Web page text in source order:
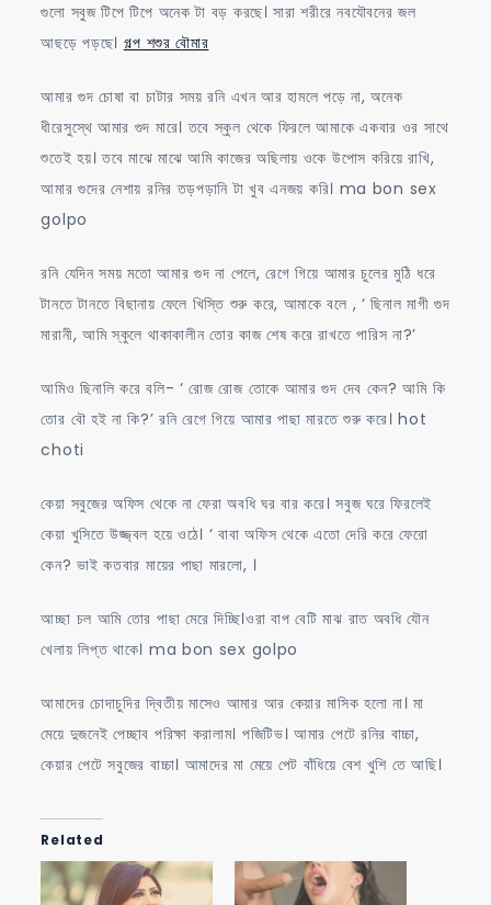
গুলো সবুজ টিপে টিপে অনেক টা বড় করছে। সারা শরীরে নবযৌবনের জল
আছড়ে পড়ছে। গল্প শশুর বৌমার
আমার গুদ চোষা বা চাটার সময় রনি এখন আর হামলে পড়ে না, অনেক
ধীরেসুস্থে আমার গুদ মারে। তবে স্কুল থেকে ফিরলে আমাকে একবার ওর সাথে
শুতেই হয়। তবে মাঝে মাঝে আমি কাজের অছিলায় ওকে উপোস করিয়ে রাখি,
আমার গুদের নেশায় রনির তড়পড়ানি টা খুব এনজয় করি। ma bon sex
golpo
রনি যেদিন সময় মতো আমার গুদ না পেলে, রেগে গিয়ে আমার চুলের মুঠি ধরে
টানতে টানতে বিছানায় ফেলে খিস্তি শুরু করে, আমাকে বলে , ‘ ছিনাল মাগী গুদ
মারানী, আমি স্কুলে থাকাকালীন তোর কাজ শেষ করে রাখতে পারিস না?’
আমিও ছিনালি করে বলি- ‘ রোজ রোজ তোকে আমার গুদ দেব কেন? আমি কি
তোর বৌ হই না কি?’ রনি রেগে গিয়ে আমার পাছা মারতে শুরু করে। hot
choti
কেয়া সবুজের অফিস থেকে না ফেরা অবধি ঘর বার করে। সবুজ ঘরে ফিরলেই
কেয়া খুসিতে উজ্জ্বল হয়ে ওঠে। ‘ বাবা অফিস থেকে এতো দেরি করে ফেরো
কেন? ভাই কতবার মায়ের পাছা মারলো, ।
আচ্ছা চল আমি তোর পাছা মেরে দিচ্ছি।ওরা বাপ বেটি মাঝ রাত অবধি যৌন
খেলায় লিপ্ত থাকে। ma bon sex golpo
আমাদের চোদাচুদির দ্বিতীয় মাসেও আমার আর কেয়ার মাসিক হলো না। মা
মেয়ে দুজনেই পেচ্ছাব পরিক্ষা করালাম। পজিটিভ। আমার পেটে রনির বাচ্চা,
কেয়ার পেটে সবুজের বাচ্চা। আমাদের মা মেয়ে পেট বাঁধিয়ে বেশ খুশি তে আছি।
Related